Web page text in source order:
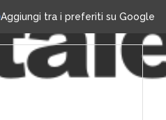
Aggiungi tra i preferiti su Google